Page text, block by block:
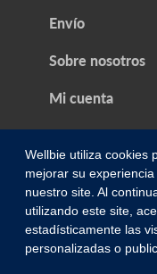
Envío
Sobre nosotros
Mi cuenta
Regístrate y
24
ENCUENTRA UN
Wellbie utiliza cookies
mejorar su experiencia
nuestro site. Al
utilizando este site,
estadísticamente las
personalizadas o